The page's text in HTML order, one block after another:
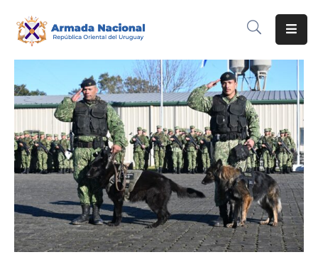
Inicio
Institución
Inscripciones
Noticias
Corporativo
Contacto